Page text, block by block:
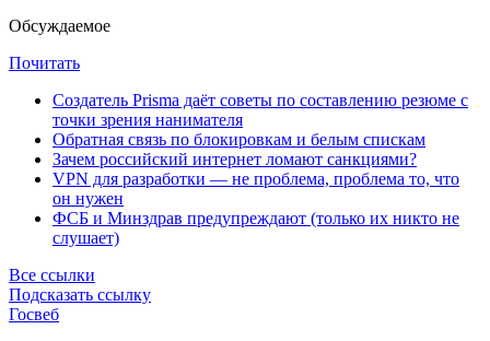
Обсуждаемое
Почитать
Создатель Prisma даёт советы по составлению резюме с
точки зрения нанимателя
Обратная связь по блокировкам и белым спискам
Зачем российский интернет ломают санкциями?
VPN для разработки — не проблема, проблема то, что
он нужен
ФСБ и Минздрав предупреждают (только их никто не
слушает)
Все ссылки
Подсказать ссылку
Госвеб